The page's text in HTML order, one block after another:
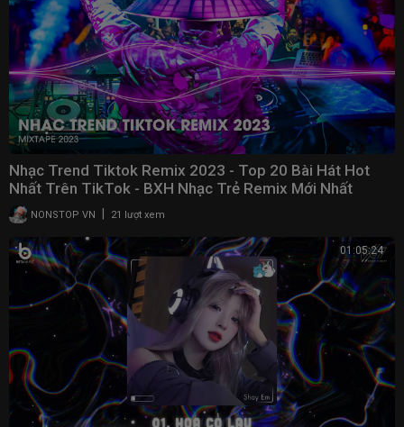
Nhạc Trend Tiktok Remix 2023 - Top 20 Bài Hát Hot
Nhất Trên TikTok - BXH Nhạc Trẻ Remix Mới Nhất
NONSTOP VN | 21 lượt xem
01:05:24